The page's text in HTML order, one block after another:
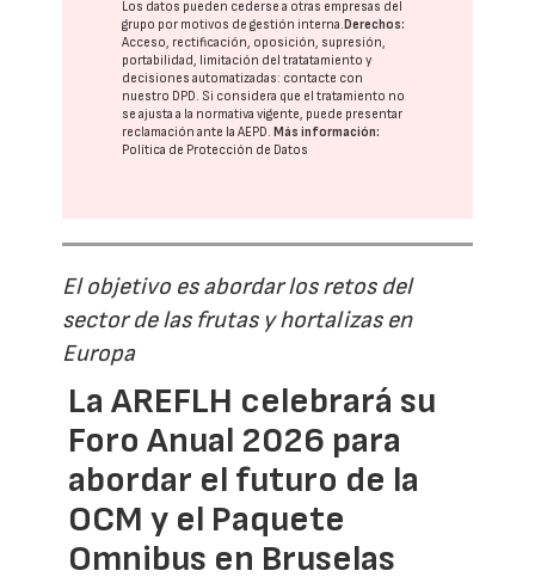
Los datos pueden cederse a otras empresas del
grupo por motivos de gestión interna. Derechos:
Acceso, rectificación, oposición, supresión,
portabilidad, limitación del tratatamiento y
decisiones automatizadas: contacte con
nuestro DPD. Si considera que el tratamiento no
se ajusta a la normativa vigente, puede presentar
reclamación ante laAEPD. Más información:
Política de Protección de Datos
El objetivo es abordar los retos del
sector de las frutas y hortalizas en
Europa
La AREFLH celebrará su
Foro Anual 2026 para
abordar el futuro de la
OCM y el Paquete
Omnibus en Bruselas